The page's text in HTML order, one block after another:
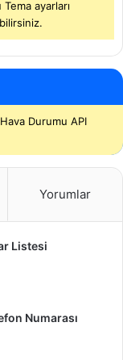
ayarları
Durumu API
Yorumlar
Listesi
Numarası